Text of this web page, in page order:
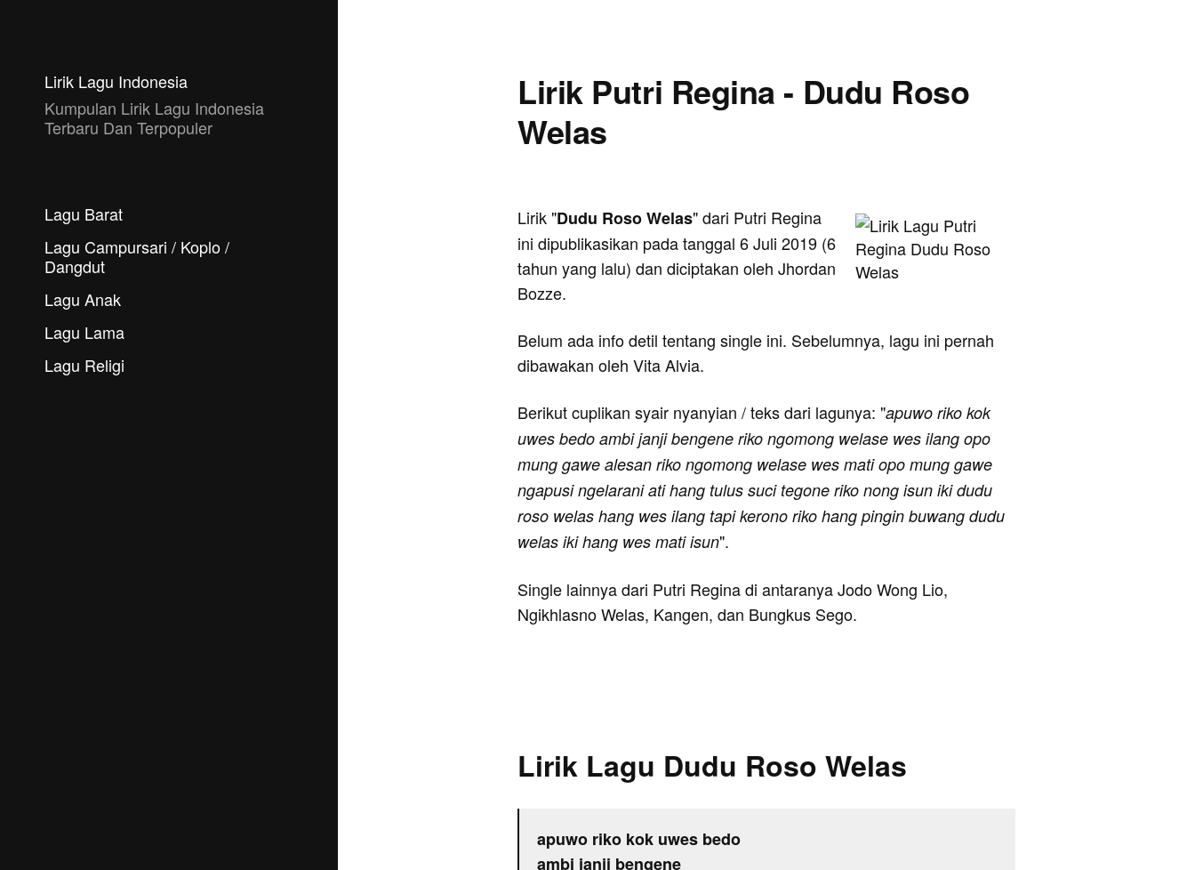
Lirik Lagu Indonesia
Kumpulan Lirik Lagu Indonesia
Terbaru Dan Terpopuler
Lagu Barat
Lagu Campursari / Koplo /
Dangdut
Lagu Anak
Lagu Lama
Lagu Religi
Lirik Putri Regina - Dudu Roso
Welas
Lirik "Dudu Roso Welas" dari Putri Regina
ini dipublikasikan pada tanggal 6 Juli 2019 (6
tahun yang lalu) dan diciptakan oleh Jhordan
Bozze.
Belum ada info detil tentang single ini. Sebelumnya, lagu ini pernah
dibawakan oleh Vita Alvia.
Berikut cuplikan syair nyanyian / teks dari lagunya: "apuwo riko kok
uwes bedo ambi janji bengene riko ngomong welase wes ilang opo
mung gawe alesan riko ngomong welase wes mati opo mung gawe
ngapusi ngelarani ati hang tulus suci tegone riko nong isun iki dudu
roso welas hang wes ilang tapi kerono riko hang pingin buwang dudu
welas iki hang wes mati isun".
Single lainnya dari Putri Regina di antaranya Jodo Wong Lio,
Ngikhlasno Welas, Kangen, dan Bungkus Sego.
Lirik Lagu Dudu Roso Welas
apuwo riko kok uwes bedo
ambi janji bengene